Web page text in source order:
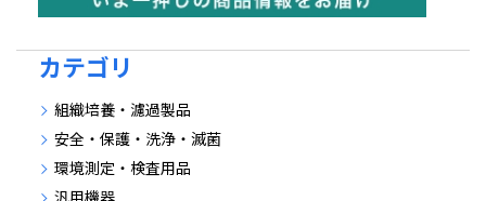
カテゴリ
組織培養・濾過製品
安全・保護・洗浄・滅菌
環境測定・検査用品
汎用機器